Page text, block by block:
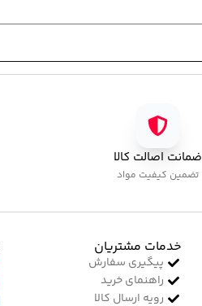
ضمانت اصالت کالا
تضمین کیفیت مواد
خدمات مشتریان
پیگیری سفارش
راهنمای خرید
رویه ارسال کالا